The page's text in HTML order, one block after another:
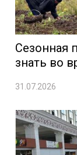
Сезонная
знать во
31.07.2026